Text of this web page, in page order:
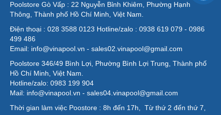
Poolstore Gò Vấp : 22 Nguyễn Bỉnh Khiêm, Phường Hạnh
Thông, Thành phố Hồ Chí Minh, Việt Nam.
Điện thoại : 028 3588 0123 Hotline/zalo : 0938 619 079 - 0986
499 486
Email: info@vinapool.vn - sales02.vinapool@gmail.com
Poolstore 346/49 Bình Lợi, Phường Bình Lợi Trung, Thành phố
Hồ Chí Minh, Việt Nam.
Hotline/zalo: 0983 199 904
Mail: info@vinapool.vn - sales04.vinapool@gmail.com
Thời gian làm việc Poostore : 8h đến 17h, Từ thứ 2 đến thứ 7,